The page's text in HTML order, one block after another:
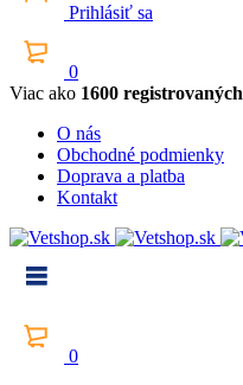
Prihlásiť sa
0
Viac ako 1600 registrovaných
O nás
Obchodné podmienky
Doprava a platba
Kontakt
0